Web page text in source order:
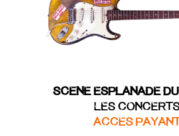
SCENE ESPLANADE
LES
ACCES